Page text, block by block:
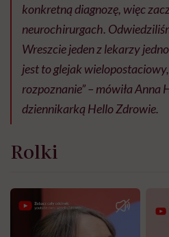
konkretną diagnozę, więc
neurochirurgach.
Wreszcie jeden z lekarzy
jest to glejak
rozpoznanie” – mówiła Anna
dziennikarką Hello Zdrowie.
Rolki